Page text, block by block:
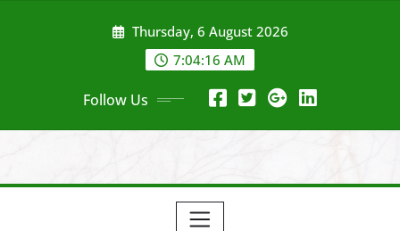
Thursday, 6 August 2026
7:04:16 AM
Follow Us